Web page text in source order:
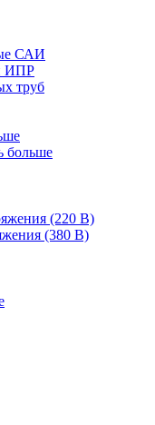
САИ
ИПР
труб
(220 В)
(380 В)